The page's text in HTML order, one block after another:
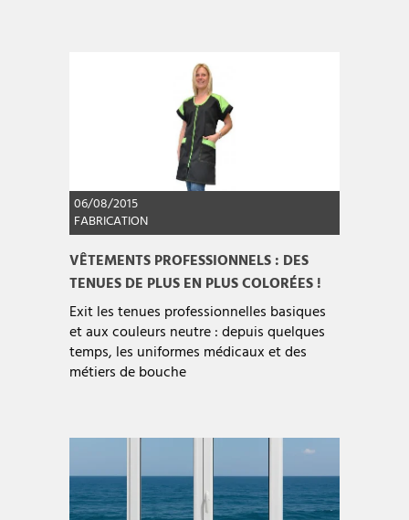
06/08/2015
FABRICATION
VÊTEMENTS PROFESSIONNELS : DES
TENUES DE PLUS EN PLUS COLORÉES !
Exit les tenues professionnelles basiques
et aux couleurs neutre : depuis quelques
temps, les uniformes médicaux et des
métiers de bouche